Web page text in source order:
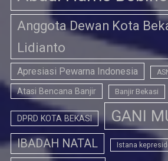
Anggota Dewan Kota
Lidianto
Apresiasi Pewarna Indonesia
Atasi Bencana Banjir Banjir Bekasi
DPRD KOTA BEKASI GANI
IBADAH NATAL Istana